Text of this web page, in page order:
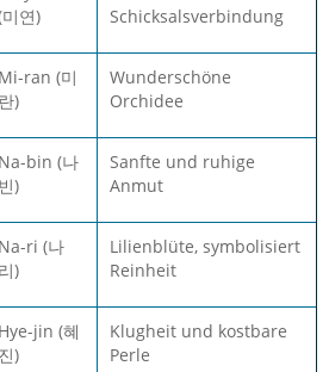
연)
Schicksalsverbindung
Mi-ran (미
란)
Wunderschöne
Orchidee
Na-bin (나
빈)
Sanfte und ruhige
Anmut
Na-ri (나
리)
Lilienblüte, symbolisiert
Reinheit
Hye-jin (혜
진)
Klugheit und kostbare
Perle